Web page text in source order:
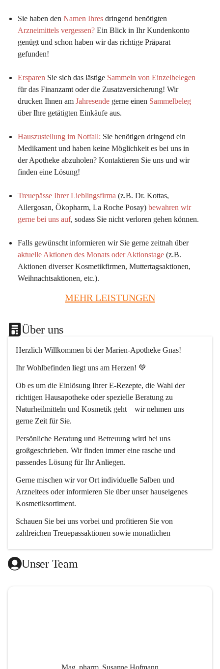
Sie haben den Namen Ihres dringend benötigten
Arzneimittels vergessen? Ein Blick in Ihr Kundenkonto
genügt und schon haben wir das richtige Präparat
gefunden!
Ersparen Sie sich das lästige Sammeln von Einzelbelegen
für das Finanzamt oder die Zusatzversicherung! Wir
drucken Ihnen am Jahresende gerne einen Sammelbeleg
über Ihre getätigten Einkäufe aus.
Hauszustellung im Notfall: Sie benötigen dringend ein
Medikament und haben keine Möglichkeit es bei uns in
der Apotheke abzuholen? Kontaktieren Sie uns und wir
finden eine Lösung!
Treuepässe Ihrer Lieblingsfirma (z.B. Dr. Kottas,
Allergosan, Ökopharm, La Roche Posay) bewahren wir
gerne bei uns auf, sodass Sie nicht verloren gehen können.
Falls gewünscht informieren wir Sie gerne zeitnah über
aktuelle Aktionen des Monats oder Aktionstage (z.B.
Aktionen diverser Kosmetikfirmen, Muttertagsaktionen,
Weihnachtsaktionen, etc.).
MEHR LEISTUNGEN
Über uns
Herzlich Willkommen bi der Marien-Apotheke Gnas!
Ihr Wohlbefinden liegt uns am Herzen! 💚
Ob es um die Einlösung Ihrer E-Rezepte, die Wahl der
richtigen Hausapotheke oder spezielle Beratung zu
Naturheilmitteln und Kosmetik geht – wir nehmen uns
gerne Zeit für Sie.
Persönliche Beratung und Betreuung wird bei uns
großgeschrieben. Wir finden immer eine rasche und
passendes Lösung für Ihr Anliegen.
Gerne mischen wir vor Ort individuelle Salben und
Arzneitees oder informieren Sie über unser hauseigenes
Kosmetiksortiment.
Schauen Sie bei uns vorbei und profitieren Sie von
zahlreichen Treuepassaktionen sowie monatlichen
Wir freuen uns auf Ihren Besuch! 😊
Unser Team
Mag. pharm. Susanne Hofmann